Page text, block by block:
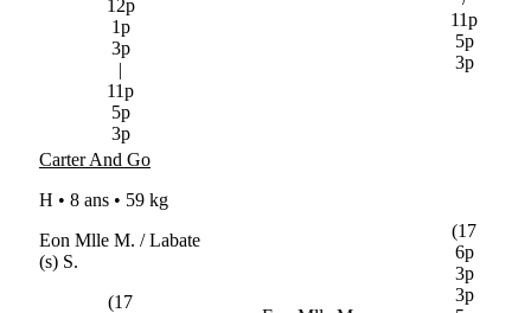
12p
1p
3p
|
11p
5p
3p
11p
5p
3p
Carter And Go
H • 8 ans • 59 kg
Eon Mlle M. / Labate
(s) S.
(17
(17
6p
3p
3p